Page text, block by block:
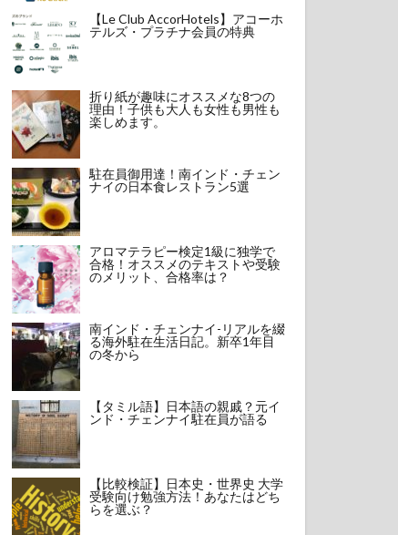
【Le Club AccorHotels】アコーホ
テルズ・プラチナ会員の特典
折り紙が趣味にオススメな8つの
理由！子供も大人も女性も男性も
楽しめます。
駐在員御用達！南インド・チェン
ナイの日本食レストラン5選
アロマテラピー検定1級に独学で
合格！オススメのテキストや受験
のメリット、合格率は？
南インド・チェンナイ-リアルを綴
る海外駐在生活日記。新卒1年目
の冬から
【タミル語】日本語の親戚？元イ
ンド・チェンナイ駐在員が語る
【比較検証】日本史・世界史 大学
受験向け勉強方法！あなたはどち
らを選ぶ？